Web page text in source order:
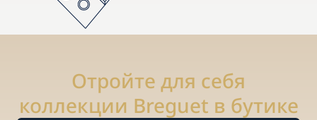
Отройте для себя
коллекции Breguet в бутике